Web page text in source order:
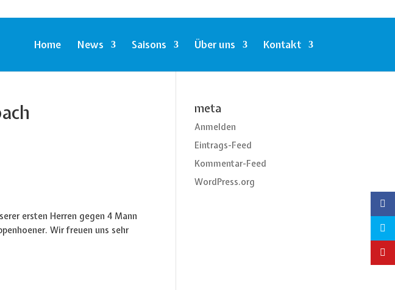
Home News Saisons Über uns Kontakt
ersten Herren gegen 4 Mann
Wir freuen uns sehr
meta
Anmelden
Eintrags-Feed
Kommentar-Feed
WordPress.org